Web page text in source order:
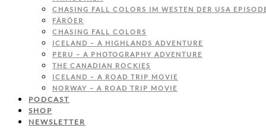
CHASING FALL COLORS IM WESTEN DER USA
FÄRÖER
CHASING FALL COLORS
ICELAND – A HIGHLANDS ADVENTURE
PERU – A PHOTOGRAPHY ADVENTURE
THE CANADIAN ROCKIES
ICELAND – A ROAD TRIP MOVIE
NORWAY – A ROAD TRIP MOVIE
PODCAST
SHOP
NEWSLETTER